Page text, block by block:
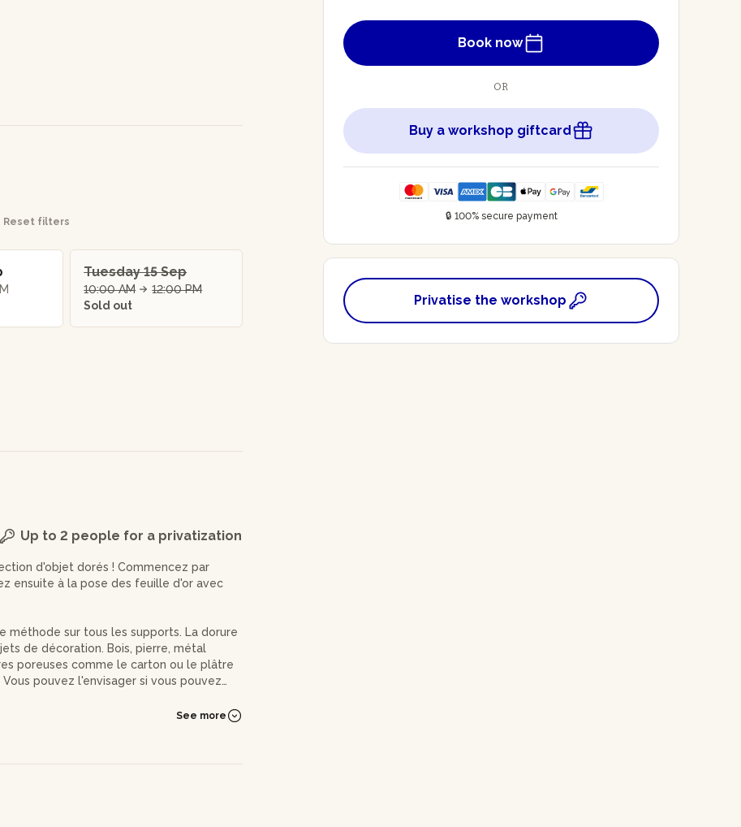
Reset filters
Tuesday 15 Sep
10:00 AM
12:00 PM
Sold out
Up to 2 people for a privatization
d'objet dorés ! Commencez par
ensuite à la pose des feuille d'or avec
méthode sur tous les supports. La dorure
de décoration. Bois, pierre, métal
poreuses comme le carton ou le plâtre
pouvez l'envisager si vous pouvez
soit environ la surface d'une boule de
See more
Book now
OR
Buy a workshop giftcard
🔒 100% secure payment
Privatise the workshop